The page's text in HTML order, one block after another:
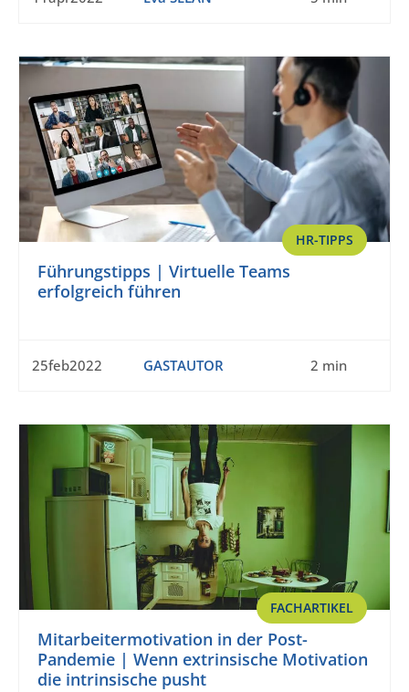
HR-TIPPS
Führungstipps | Virtuelle Teams
erfolgreich führen
25feb2022 GASTAUTOR 2 min
FACHARTIKEL
Mitarbeitermotivation in der Post-
Pandemie | Wenn extrinsische Motivation
die intrinsische pusht